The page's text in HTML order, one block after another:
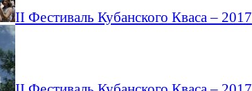
II Фестиваль Кубанского Кваса – 2017